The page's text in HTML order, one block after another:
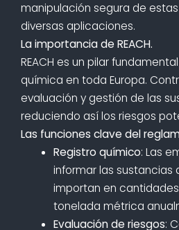
manipulación segura de
diversas aplicaciones.
La importancia de REACH.
REACH es un pilar
química en toda Europa.
evaluación y gestión de las
reduciendo así los riesgos
Las funciones clave del
Registro químico: Las
informar las sustancias
importan en
tonelada métrica
Evaluación de riesgos: